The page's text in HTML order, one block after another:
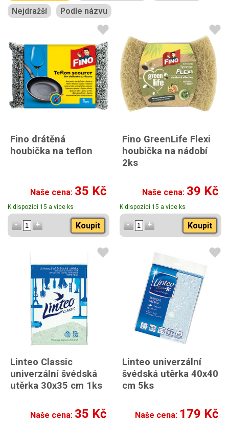
Nejdražší
Podle názvu
Fino drátěná
houbička na teflon
Naše cena: 35 Kč
K dispozici 15 a více ks
Koupit
Fino GreenLife Flexi
houbička na nádobí
2ks
Naše cena: 39 Kč
K dispozici 15 a více ks
Koupit
Linteo Classic
univerzální švédská
utěrka 30x35 cm 1ks
Naše cena: 35 Kč
Linteo univerzální
švédská utěrka 40x40
cm 5ks
Naše cena: 179 Kč